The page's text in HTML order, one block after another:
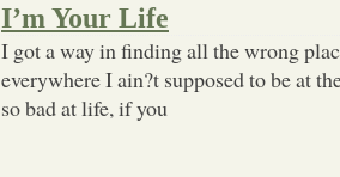
I’m Your Life
I got a way in finding all the wrong
everywhere I ain?t supposed to be at
so bad at life, if you